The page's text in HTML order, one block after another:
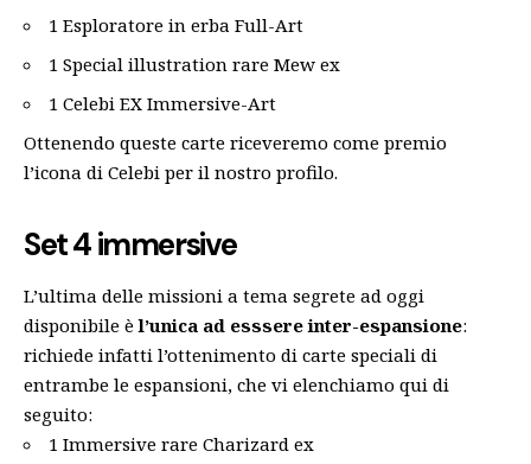
1 Esploratore in erba Full-Art
1 Special illustration rare Mew ex
1 Celebi EX Immersive-Art
Ottenendo queste carte riceveremo come premio
l’icona di Celebi per il nostro profilo.
Set 4 immersive
L’ultima delle missioni a tema segrete ad oggi
disponibile èl’unica ad esssere inter-espansione:
richiede infatti l’ottenimento di carte speciali di
entrambe le espansioni, che vi elenchiamo qui di
seguito:
1 Immersive rare Charizard ex